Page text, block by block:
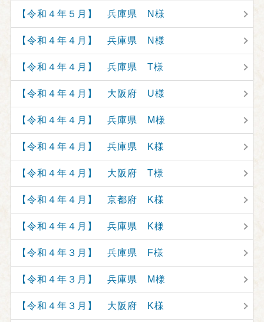
【令和４年５月】 兵庫県 N様
【令和４年４月】 兵庫県 N様
【令和４年４月】 兵庫県 T様
【令和４年４月】 大阪府 U様
【令和４年４月】 兵庫県 M様
【令和４年４月】 兵庫県 K様
【令和４年４月】 大阪府 T様
【令和４年４月】 京都府 K様
【令和４年４月】 兵庫県 K様
【令和４年３月】 兵庫県 F様
【令和４年３月】 兵庫県 M様
【令和４年３月】 大阪府 K様